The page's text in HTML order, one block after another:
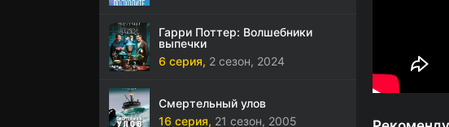
Гарри Поттер: Волшебники
выпечки
6 серия, 2 сезон, 2024
Смертельный улов
16 серия, 21 сезон, 2005